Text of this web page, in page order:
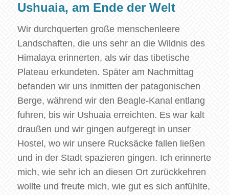
Ushuaia, am Ende der Welt
Wir durchquerten große menschenleere
Landschaften, die uns sehr an die Wildnis des
Himalaya erinnerten, als wir das tibetische
Plateau erkundeten. Später am Nachmittag
befanden wir uns inmitten der patagonischen
Berge, während wir den Beagle-Kanal entlang
fuhren, bis wir Ushuaia erreichten. Es war kalt
draußen und wir gingen aufgeregt in unser
Hostel, wo wir unsere Rucksäcke fallen ließen
und in der Stadt spazieren gingen. Ich erinnerte
mich, wie sehr ich an diesen Ort zurückkehren
wollte und freute mich, wie gut es sich anfühlte,